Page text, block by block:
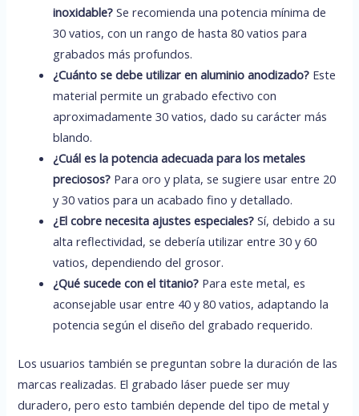
inoxidable? Se recomienda una potencia mínima de
30 vatios, con un rango de hasta 80 vatios para
grabados más profundos.
¿Cuánto se debe utilizar en aluminio anodizado? Este
material permite un grabado efectivo con
aproximadamente 30 vatios, dado su carácter más
blando.
¿Cuál es la potencia adecuada para los metales
preciosos? Para oro y plata, se sugiere usar entre 20
y 30 vatios para un acabado fino y detallado.
¿El cobre necesita ajustes especiales? Sí, debido a su
alta reflectividad, se debería utilizar entre 30 y 60
vatios, dependiendo del grosor.
¿Qué sucede con el titanio? Para este metal, es
aconsejable usar entre 40 y 80 vatios, adaptando la
potencia según el diseño del grabado requerido.
Los usuarios también se preguntan sobre la duración de las
marcas realizadas. El grabado láser puede ser muy
duradero, pero esto también depende del tipo de metal y